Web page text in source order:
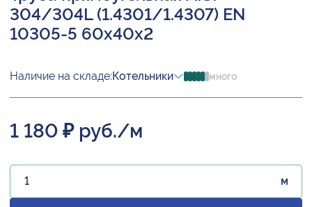
304/304L (1.4301/1.4307) EN
10305-5 60х40х2
Наличие на складе:Котельники много
1 180 ₽ руб./м
м